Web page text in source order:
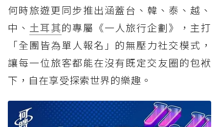
何時旅遊更同步推出涵蓋台、韓、泰、越、
中、 土耳其的專屬《一人旅行企劃》，主打
「全團皆為單人報名」的無壓力社交模式，
讓每一位旅客都能在沒有既定交友圈的包袱
下，自在享受探索世界的樂趣。